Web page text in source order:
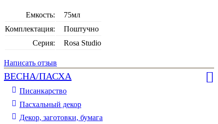
Емкость:
75мл
Комплектация:
Поштучно
Серия:
Rosa Studio
Написать отзыв
ВЕСНА/ПАСХА
Писанкарство
Пасхальный декор
Декор, заготовки, бумага